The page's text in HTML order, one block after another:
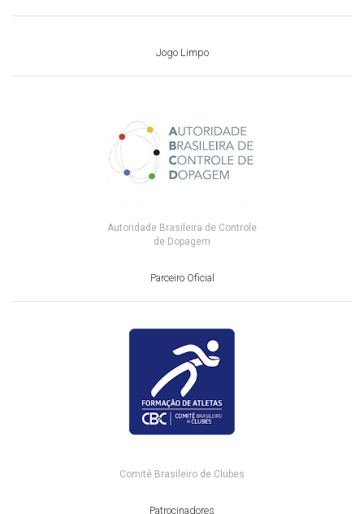
Jogo Limpo
Autoridade Brasileira de Controle
de Dopagem
Parceiro Oficial
Comitê Brasileiro de Clubes
Patrocinadores